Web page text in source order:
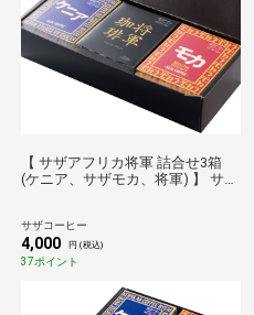
【 サザアフリカ将軍 詰合せ3箱
(ケニア、サザモカ、将軍) 】 サザ
ト 人気商品 誕生日プレゼント
サザコーヒー
4,000 円 (税込)
37ポイント